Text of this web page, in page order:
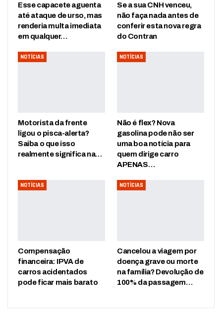
Esse capacete aguenta
até ataque de urso, mas
renderia multa imediata
em qualquer…
Se a sua CNH venceu,
não faça nada antes de
conferir esta nova regra
do Contran
NOTÍCIAS
Motorista da frente
ligou o pisca-alerta?
Saiba o que isso
realmente significa na…
NOTÍCIAS
Não é flex? Nova
gasolina pode não ser
uma boa notícia para
quem dirige carro
APENAS…
NOTÍCIAS
Compensação
financeira: IPVA de
carros acidentados
pode ficar mais barato
NOTÍCIAS
Cancelou a viagem por
doença grave ou morte
na família? Devolução de
100% da passagem…